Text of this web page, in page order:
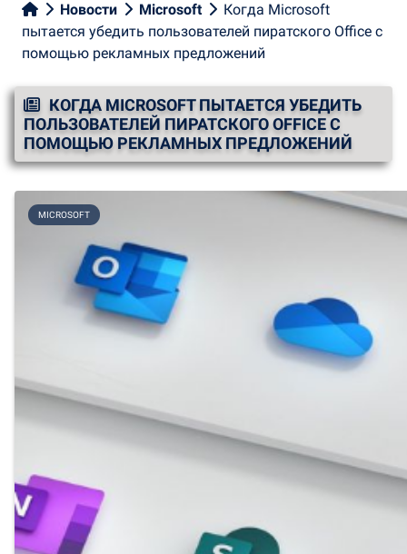
Новости Microsoft
Когда Microsoft
пытается убедить пользователей пиратского Office с
помощью рекламных предложений
КОГДА MICROSOFT ПЫТАЕТСЯ УБЕДИТЬ
ПОЛЬЗОВАТЕЛЕЙ ПИРАТСКОГО OFFICE С
ПОМОЩЬЮ РЕКЛАМНЫХ ПРЕДЛОЖЕНИЙ
MICROSOFT